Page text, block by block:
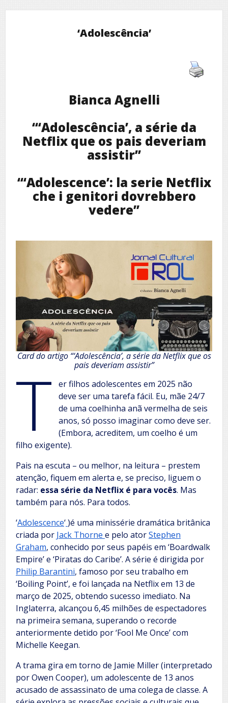
‘Adolescência’
Bianca Agnelli
“‘Adolescência’, a série da
Netflix que os pais deveriam
assistir”
“‘Adolescence’: la serie Netflix
che i genitori dovrebbero
vedere”
Card do artigo “‘Adolescência’, a série da Netflix que os
pais deveriam assistir”
T
er filhos adolescentes em 2025 não
deve ser uma tarefa fácil. Eu, mãe 24/7
de uma coelhinha anã vermelha de seis
anos, só posso imaginar como deve ser.
(Embora, acreditem, um coelho é um
filho exigente).
Pais na escuta – ou melhor, na leitura – prestem
atenção, fiquem em alerta e, se preciso, liguem o
radar: essa série da Netflix é para vocês. Mas
também para nós. Para todos.
‘Adolescence‘)é uma minissérie dramática britânica
criada por Jack Thorne e pelo atorStephen
Graham, conhecido por seus papéis em ‘Boardwalk
Empire’ e ‘Piratas do Caribe’. A série é dirigida por
Philip Barantini, famoso por seu trabalho em
‘Boiling Point’, e foi lançada na Netflix em 13 de
março de 2025, obtendo sucesso imediato. Na
Inglaterra, alcançou 6,45 milhões de espectadores
na primeira semana, superando o recorde
anteriormente detido por ‘Fool Me Once’ com
Michelle Keegan.
A trama gira em torno de Jamie Miller (interpretado
por Owen Cooper), um adolescente de 13 anos
acusado de assassinato de uma colega de classe. A